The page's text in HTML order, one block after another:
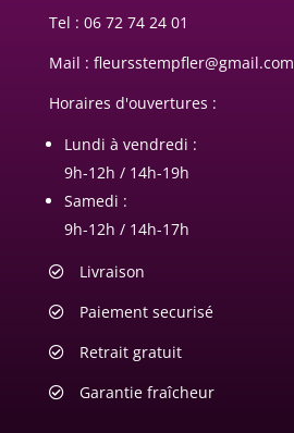
Tel : 06 72 74 24 01
Mail : fleursstempfler@gmail.com
Horaires d'ouvertures :
Lundi à vendredi :
9h-12h / 14h-19h
Samedi :
9h-12h / 14h-17h
Livraison
Paiement securisé
Retrait gratuit
Garantie fraîcheur